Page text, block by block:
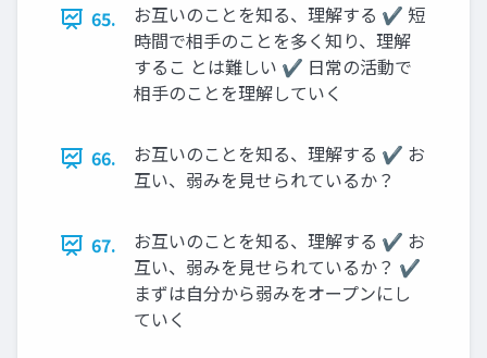
65.
お互いのことを知る、理解する ✔ 短
時間で相手のことを多く知り、理解
するこ とは難しい ✔ 日常の活動で
相手のことを理解していく
66.
お互いのことを知る、理解する ✔ お
互い、弱みを見せられているか？
67.
お互いのことを知る、理解する ✔ お
互い、弱みを見せられているか？ ✔
まずは自分から弱みをオープンにし
ていく